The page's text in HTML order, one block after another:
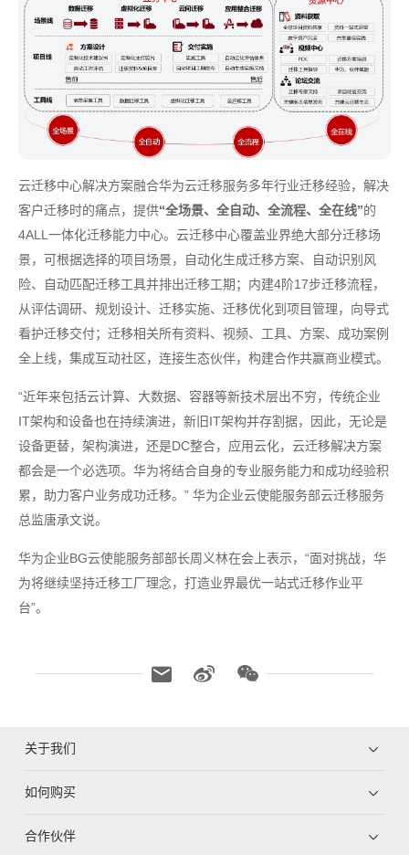
云迁移中心解决方案融合华为云迁移服务多年行业迁移经验，解决
客户迁移时的痛点，提供“全场景、全自动、全流程、全在线”的
4ALL一体化迁移能力中心。云迁移中心覆盖业界绝大部分迁移场
景，可根据选择的项目场景，自动化生成迁移方案、自动识别风
险、自动匹配迁移工具并排出迁移工期；内建4阶17步迁移流程，
从评估调研、规划设计、迁移实施、迁移优化到项目管理，向导式
看护迁移交付；迁移相关所有资料、视频、工具、方案、成功案例
全上线，集成互动社区，连接生态伙伴，构建合作共赢商业模式。
“近年来包括云计算、大数据、容器等新技术层出不穷，传统企业
IT架构和设备也在持续演进，新旧IT架构并存割据，因此，无论是
设备更替，架构演进，还是DC整合，应用云化，云迁移解决方案
都会是一个必选项。华为将结合自身的专业服务能力和成功经验积
累，助力客户业务成功迁移。” 华为企业云使能服务部云迁移服务
总监唐承文说。
华为企业BG云使能服务部部长周义林在会上表示，“面对挑战，华
为将继续坚持迁移工厂理念，打造业界最优一站式迁移作业平
台”。
关于我们
如何购买
合作伙伴